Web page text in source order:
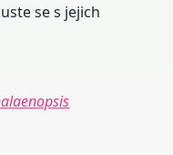
se s jejich